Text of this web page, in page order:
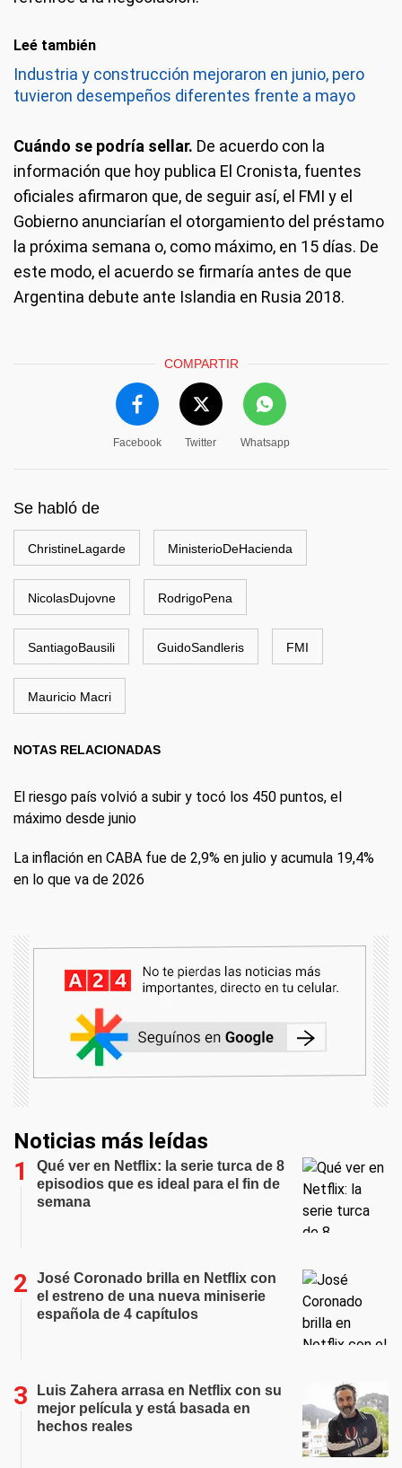
Leé también
Industria y construcción mejoraron en junio, pero
tuvieron desempeños diferentes frente a mayo
Cuándo se podría sellar. De acuerdo con la
información que hoy publica El Cronista, fuentes
oficiales afirmaron que, de seguir así, el FMI y el
Gobierno anunciarían el otorgamiento del préstamo
la próxima semana o, como máximo, en 15 días. De
este modo, el acuerdo se firmaría antes de que
Argentina debute ante Islandia en Rusia 2018.
COMPARTIR
Facebook Twitter Whatsapp
Se habló de
ChristineLagarde MinisterioDeHacienda
NicolasDujovne RodrigoPena
SantiagoBausili GuidoSandleris FMI
Mauricio Macri
NOTAS RELACIONADAS
El riesgo país volvió a subir y tocó los 450 puntos, el
máximo desde junio
La inflación en CABA fue de 2,9% en julio y acumula 19,4%
en lo que va de 2026
Noticias más leídas
Qué ver en Netflix: la serie turca de 8
episodios que es ideal para el fin de
semana
José Coronado brilla en Netflix con
el estreno de una nueva miniserie
española de 4 capítulos
Luis Zahera arrasa en Netflix con su
mejor película y está basada en
hechos reales